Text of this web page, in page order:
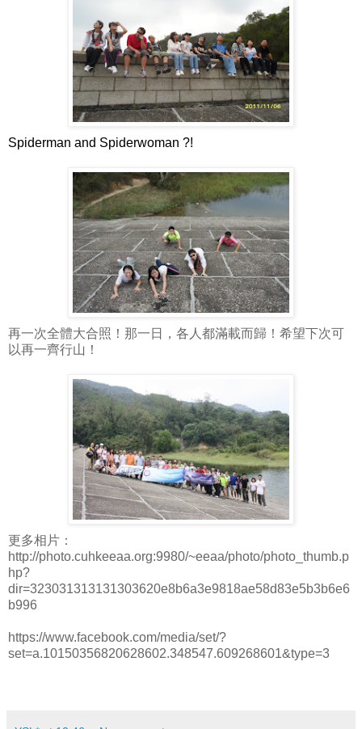
Spiderman and Spiderwoman ?!
再一次全體大合照！那一日，各人都滿載而歸！希望下次可
以再一齊行山！
更多相片：
http://photo.cuhkeeaa.org:9980/~eeaa/photo/photo_thumb.p
hp?
dir=323031313131303620e8b6a3e9818ae58d83e5b3b6e6
b996
https://www.facebook.com/media/set/?
set=a.10150356820628602.348547.609268601&type=3